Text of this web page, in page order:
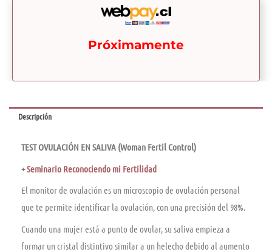
Próximamente
Descripción
TEST OVULACIÓN EN SALIVA (Woman Fertil Control)
+Seminario Reconociendo mi Fertilidad
El monitor de ovulación es un microscopio de ovulación personal
que te permite identificar la ovulación, con una precisión del 98%.
Cuando una mujer está a punto de ovular, su saliva empieza a
formar un cristal distintivo similar a un helecho debido al aumento